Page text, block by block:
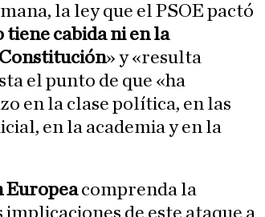
la ley que el PSOE pactó
tiene cabida ni en la
» y «resulta
el punto de que «ha
en la clase política, en las
en la academia y en la
Europeacomprenda la